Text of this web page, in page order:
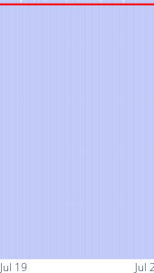
Jul 19 Jul